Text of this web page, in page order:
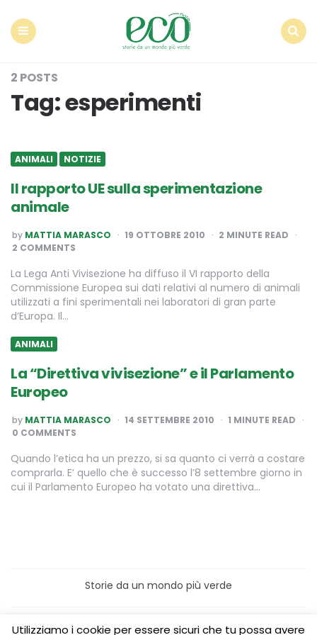
2 POSTS
Tag:esperimenti
ANIMALI NOTIZIE
Il rapporto UE sulla sperimentazione
animale
POSTED
BY
by MATTIA MARASCO 19 OTTOBRE 2010 2 MINUTE READ
2 COMMENTS
La Lega Anti Vivisezione ha diffuso il VI rapporto della
Commissione Europea sui dati relativi al numero di animali
utilizzati a fini sperimentali nei laboratori di gran parte
d’Europa. Il…
ANIMALI
La “Direttiva vivisezione” e il Parlamento
Europeo
POSTED
BY
by MATTIA MARASCO 14 SETTEMBRE 2010 1 MINUTE READ
0 COMMENTS
Quando l’etica ha un prezzo, si sa quanto ci verrà a costare
comprarla. E’ quello che è successo l’8 settembre giorno in
cui il Parlamento Europeo ha votato una direttiva…
Storie da un mondo più verde
Home
Turismo sostenibile
Utilizziamo i cookie per essere sicuri che tu possa avere